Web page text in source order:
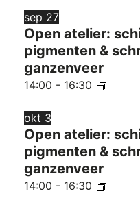
sep 27
Open atelier:
pigmenten &
ganzenveer
14:00 - 16:30
okt 3
Open atelier:
pigmenten &
ganzenveer
14:00 - 16:30